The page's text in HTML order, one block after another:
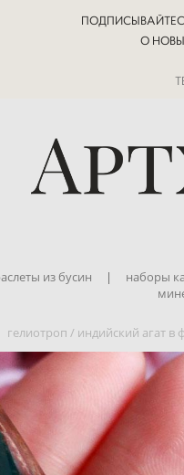
О
из бусин | наборы
гелиотроп / индийский агат в